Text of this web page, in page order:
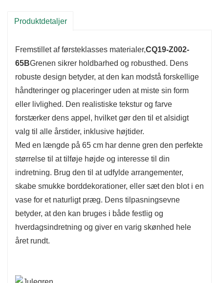
det er som et enkeltstående møbel eller som en
Produktdetaljer
Fremstillet af førsteklasses materialer,CQ19-Z002-
65BGrenen sikrer holdbarhed og robusthed. Dens
robuste design betyder, at den kan modstå forskellige
håndteringer og placeringer uden at miste sin form
eller livlighed. Den realistiske tekstur og farve
forstærker dens appel, hvilket gør den til et alsidigt
valg til alle årstider, inklusive højtider.
Med en længde på 65 cm har denne gren den perfekte
størrelse til at tilføje højde og interesse til din
indretning. Brug den til at udfylde arrangementer,
skabe smukke borddekorationer, eller sæt den blot i en
vase for et naturligt præg. Dens tilpasningsevne
betyder, at den kan bruges i både festlig og
hverdagsindretning og giver en varig skønhed hele
året rundt.